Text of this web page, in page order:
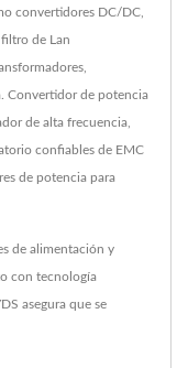
convertidores DC/DC,
de Lan
Convertidor de potencia
de alta frecuencia,
confiables de EMC
de potencia para
de alimentación y
con tecnología
asegura que se